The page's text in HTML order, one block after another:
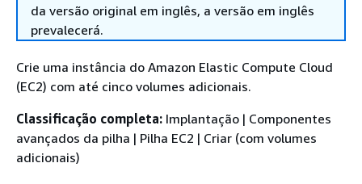
da versão original em inglês, a versão em inglês
prevalecerá.
Crie uma instância do Amazon Elastic Compute Cloud
(EC2) com até cinco volumes adicionais.
Classificação completa: Implantação | Componentes
avançados da pilha | Pilha EC2 | Criar (com volumes
adicionais)